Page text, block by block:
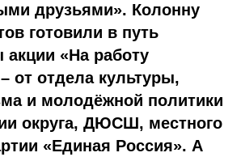
друзьями». Колонну
готовили в путь
акции «На работу
от отдела культуры,
и молодёжной политики
округа, ДЮСШ, местного
«Единая Россия». А